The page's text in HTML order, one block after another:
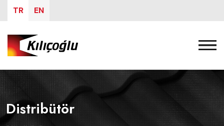
TR EN
Distribütör